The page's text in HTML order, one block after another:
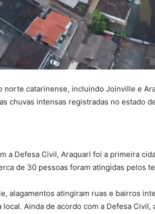
norte catarinense, incluindo Joinville e
chuvas intensas registradas no estado
a Defesa Civil, Araquari foi a primeira
de 30 pessoas foram atingidas pelos
alagamentos atingiram ruas e bairros
Ainda de acordo com a Defesa Civil,